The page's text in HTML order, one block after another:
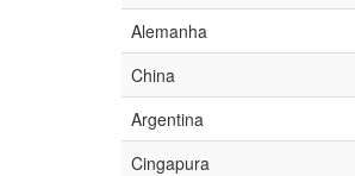
Alemanha
China
Argentina
Cingapura